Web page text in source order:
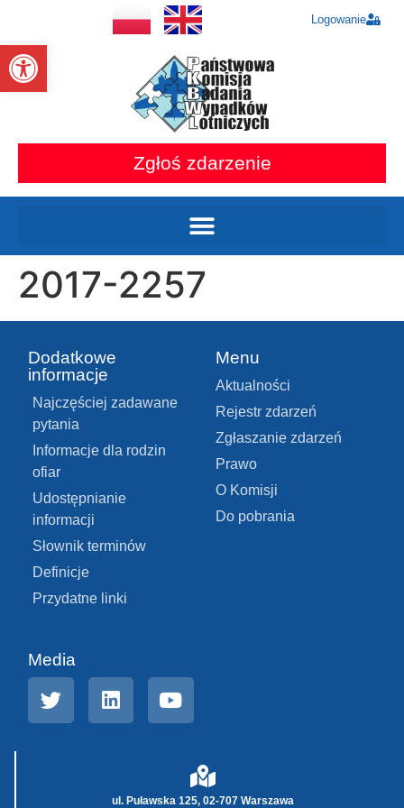
Otwórz pasek narzędzi
Logowanie
Zgłoś zdarzenie
2017-2257
Dodatkowe
informacje
Najczęściej zadawane
pytania
Informacje dla rodzin
ofiar
Udostępnianie
informacji
Słownik terminów
Definicje
Przydatne linki
Menu
Aktualności
Rejestr zdarzeń
Zgłaszanie zdarzeń
Prawo
O Komisji
Do pobrania
Media
ul. Puławska 125, 02-707 Warszawa